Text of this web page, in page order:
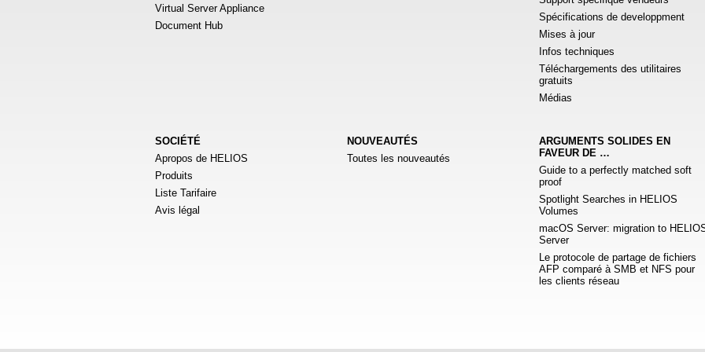
Virtual Server Appliance
Document Hub
Spécifications de developpment
Mises à jour
Infos techniques
Téléchargements des utilitaires
gratuits
Médias
SOCIÉTÉ
Apropos de HELIOS
Produits
Liste Tarifaire
Avis légal
NOUVEAUTÉS
Toutes les nouveautés
ARGUMENTS SOLIDES EN
FAVEUR DE …
Guide to a perfectly matched soft
proof
Spotlight Searches in HELIOS
Volumes
macOS Server: migration to
Server
Le protocole de partage de fichiers
AFP comparé à SMB et NFS pour
les clients réseau